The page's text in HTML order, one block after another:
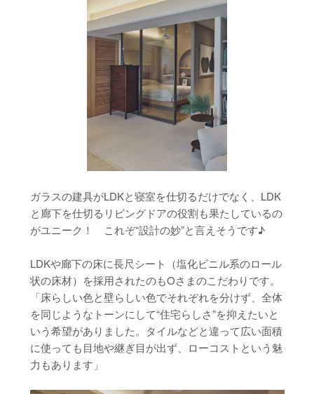
ガラスの建具がLDKと寝室を仕切るだけでなく、LDK
と廊下を仕切るリビングドアの役割も果たしているの
がユニーク！ これぞ“設計の妙”と言えそうです♪
LDKや廊下の床に長尺シート（塩化ビニル系のロール
状の床材）を採用されたのもOさまのこだわりです。
「床らしい色と壁らしい色でそれぞれを分けず、全体
を同じようなトーンにして“住宅らしさ”を抑えたいと
いう希望がありました。タイルなどと違って広い面積
に使っても目地や継ぎ目が出ず、ローコストという魅
力もあります」